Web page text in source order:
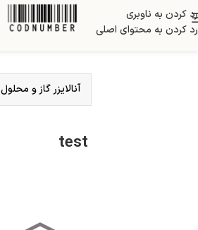
رد کردن به ناوبری
رد کردن به محتوای اصلی
آنالایزر گاز و محلول
test